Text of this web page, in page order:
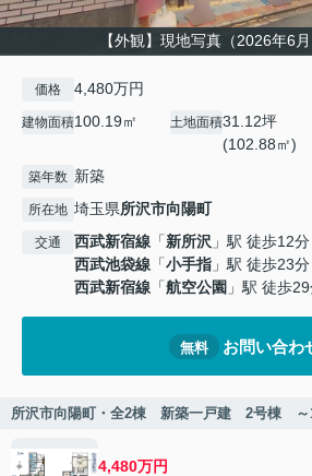
【外観】現地写真（2026年6月
価格 4,480万円
建物面積100.19㎡ 土地面積31.12坪
(102.88㎡)
築年数 新築
所在地 埼玉県所沢市向陽町
交通 西武新宿線 「新所沢 」駅 徒歩12分
西武池袋線 「小手指 」駅 徒歩23分
西武新宿線 「航空公園 」駅 徒歩
無料 お問い合わ
所沢市向陽町・全2棟 新築一戸建 2号棟 ～
4,480万円